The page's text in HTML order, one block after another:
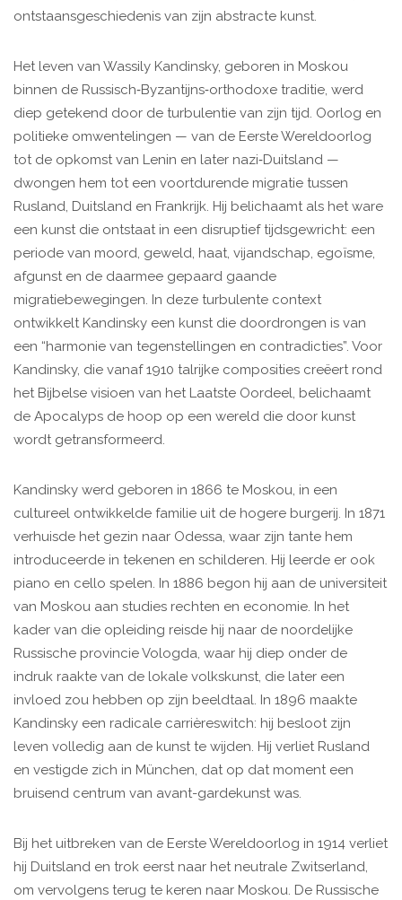
ontstaansgeschiedenis van zijn abstracte kunst.
Het leven van Wassily Kandinsky, geboren in Moskou
binnen de Russisch‑Byzantijns‑orthodoxe traditie, werd
diep getekend door de turbulentie van zijn tijd. Oorlog en
politieke omwentelingen — van de Eerste Wereldoorlog
tot de opkomst van Lenin en later nazi‑Duitsland —
dwongen hem tot een voortdurende migratie tussen
Rusland, Duitsland en Frankrijk. Hij belichaamt als het ware
een kunst die ontstaat in een disruptief tijdsgewricht: een
periode van moord, geweld, haat, vijandschap, egoïsme,
afgunst en de daarmee gepaard gaande
migratiebewegingen. In deze turbulente context
ontwikkelt Kandinsky een kunst die doordrongen is van
een “harmonie van tegenstellingen en contradicties”. Voor
Kandinsky, die vanaf 1910 talrijke composities creëert rond
het Bijbelse visioen van het Laatste Oordeel, belichaamt
de Apocalyps de hoop op een wereld die door kunst
wordt getransformeerd.
Kandinsky werd geboren in 1866 te Moskou, in een
cultureel ontwikkelde familie uit de hogere burgerij. In 1871
verhuisde het gezin naar Odessa, waar zijn tante hem
introduceerde in tekenen en schilderen. Hij leerde er ook
piano en cello spelen. In 1886 begon hij aan de universiteit
van Moskou aan studies rechten en economie. In het
kader van die opleiding reisde hij naar de noordelijke
Russische provincie Vologda, waar hij diep onder de
indruk raakte van de lokale volkskunst, die later een
invloed zou hebben op zijn beeldtaal. In 1896 maakte
Kandinsky een radicale carrièreswitch: hij besloot zijn
leven volledig aan de kunst te wijden. Hij verliet Rusland
en vestigde zich in München, dat op dat moment een
bruisend centrum van avant-gardekunst was.
Bij het uitbreken van de Eerste Wereldoorlog in 1914 verliet
hij Duitsland en trok eerst naar het neutrale Zwitserland,
om vervolgens terug te keren naar Moskou. De Russische